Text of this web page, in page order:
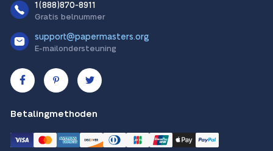
1(888)870-8911
Gratis belnummer
support@papermasters.org
E-mailondersteuning
Betalingmethoden